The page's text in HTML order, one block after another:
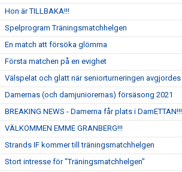
Hon är TILLBAKA!!!
Spelprogram Träningsmatchhelgen
En match att försöka glömma
Första matchen på en evighet
Välspelat och glatt när seniorturneringen avgjordes
Damernas (och damjuniorernas) försäsong 2021
BREAKING NEWS - Damerna får plats i DamETTAN!!!
VÄLKOMMEN EMME GRANBERG!!!
Strands IF kommer till träningsmatchhelgen
Stort intresse för "Träningsmatchhelgen"